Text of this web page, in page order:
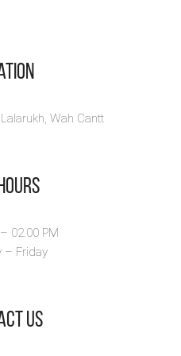
Wah Cantt
02.00 PM
– Friday
Us